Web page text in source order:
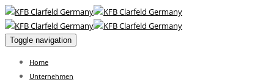
Toggle navigation
Home
Unternehmen